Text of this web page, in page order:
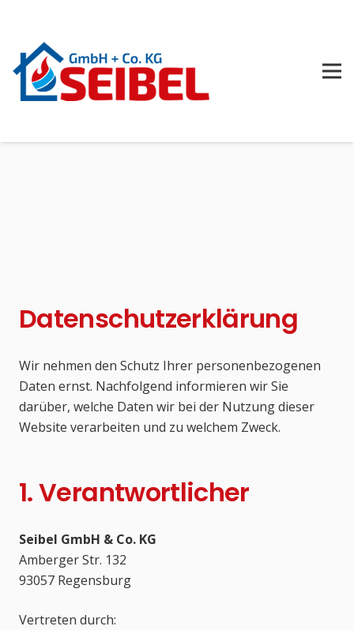
Datenschutzerklärung
Wir nehmen den Schutz Ihrer personenbezogenen
Daten ernst. Nachfolgend informieren wir Sie
darüber, welche Daten wir bei der Nutzung dieser
Website verarbeiten und zu welchem Zweck.
1. Verantwortlicher
Seibel GmbH & Co. KG
Amberger Str. 132
93057 Regensburg
Vertreten durch: